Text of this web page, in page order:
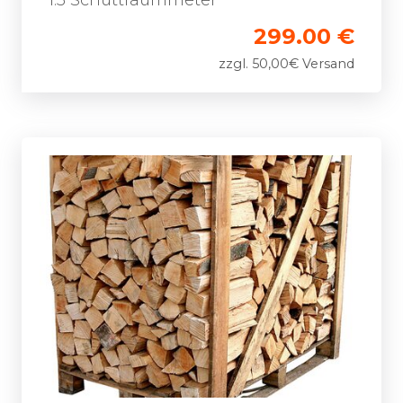
299.00 €
zzgl. 50,00€ Versand